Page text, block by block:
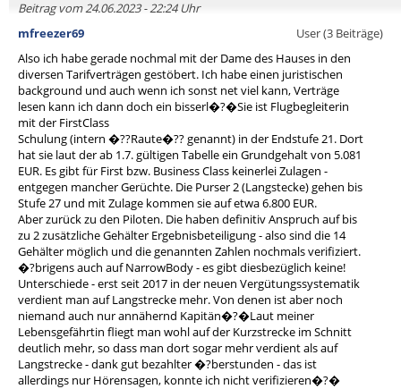
Beitrag vom 24.06.2023 - 22:24 Uhr
mfreezer69
User (3 Beiträge)
Also ich habe gerade nochmal mit der Dame des Hauses in den
diversen Tarifverträgen gestöbert. Ich habe einen juristischen
background und auch wenn ich sonst net viel kann, Verträge
lesen kann ich dann doch ein bisserl�?�Sie ist Flugbegleiterin
mit der FirstClass
Schulung (intern �??Raute�?? genannt) in der Endstufe 21. Dort
hat sie laut der ab 1.7. gültigen Tabelle ein Grundgehalt von 5.081
EUR. Es gibt für First bzw. Business Class keinerlei Zulagen -
entgegen mancher Gerüchte. Die Purser 2 (Langstecke) gehen bis
Stufe 27 und mit Zulage kommen sie auf etwa 6.800 EUR.
Aber zurück zu den Piloten. Die haben definitiv Anspruch auf bis
zu 2 zusätzliche Gehälter Ergebnisbeteiligung - also sind die 14
Gehälter möglich und die genannten Zahlen nochmals verifiziert.
�?brigens auch auf NarrowBody - es gibt diesbezüglich keine!
Unterschiede - erst seit 2017 in der neuen Vergütungssystematik
verdient man auf Langstrecke mehr. Von denen ist aber noch
niemand auch nur annähernd Kapitän�?�Laut meiner
Lebensgefährtin fliegt man wohl auf der Kurzstrecke im Schnitt
deutlich mehr, so dass man dort sogar mehr verdient als auf
Langstrecke - dank gut bezahlter �?berstunden - das ist
allerdings nur Hörensagen, konnte ich nicht verifizieren�?�